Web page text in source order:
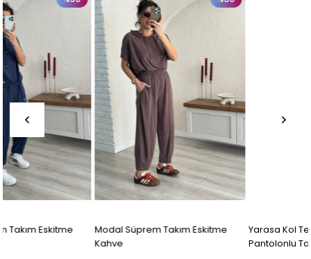
Modal Süprem Takım Eskitme
Yarasa Kol Tensel Keten Şalvar
Pantolonlu Takım Siyah